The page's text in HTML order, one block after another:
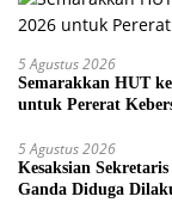
5 Agustus 2026
Semarakkan HUT
untuk Pererat
5 Agustus 2026
Kesaksian
Ganda Diduga